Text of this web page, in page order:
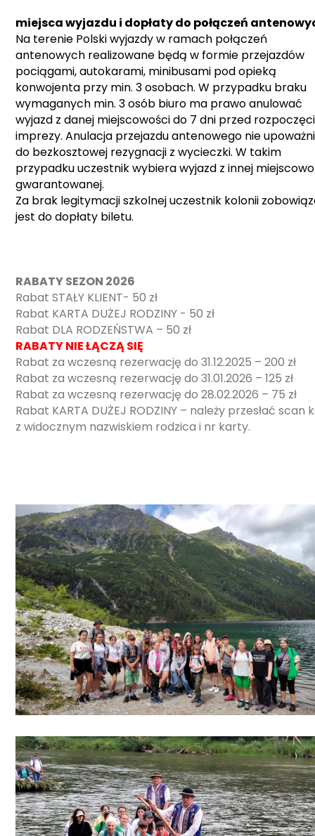
miejsca wyjazdu i dopłaty do połączeń
Na terenie Polski wyjazdy w ramach połączeń
antenowych realizowane będą w formie przejazdów
pociągami, autokarami, minibusami pod opieką
konwojenta przy min. 3 osobach. W przypadku braku
wymaganych min. 3 osób biuro ma prawo anulować
wyjazd z danej miejscowości do 7 dni przed
imprezy. Anulacja przejazdu antenowego nie
do bezkosztowej rezygnacji z wycieczki. W takim
przypadku uczestnik wybiera wyjazd z innej
gwarantowanej.
Za brak legitymacji szkolnej uczestnik kolonii
jest do dopłaty biletu.
RABATY SEZON 2026
Rabat STAŁY KLIENT- 50 zł
Rabat KARTA DUŻEJ RODZINY - 50 zł
Rabat DLA RODZEŃSTWA – 50 zł
RABATY NIE ŁĄCZĄ SIĘ
Rabat za wczesną rezerwację do 31.12.2025 – 200 zł
Rabat za wczesną rezerwację do 31.01.2026 – 125 zł
Rabat za wczesną rezerwację do 28.02.2026 – 75 zł
Rabat KARTA DUŻEJ RODZINY – należy przesłać scan
z widocznym nazwiskiem rodzica i nr karty.